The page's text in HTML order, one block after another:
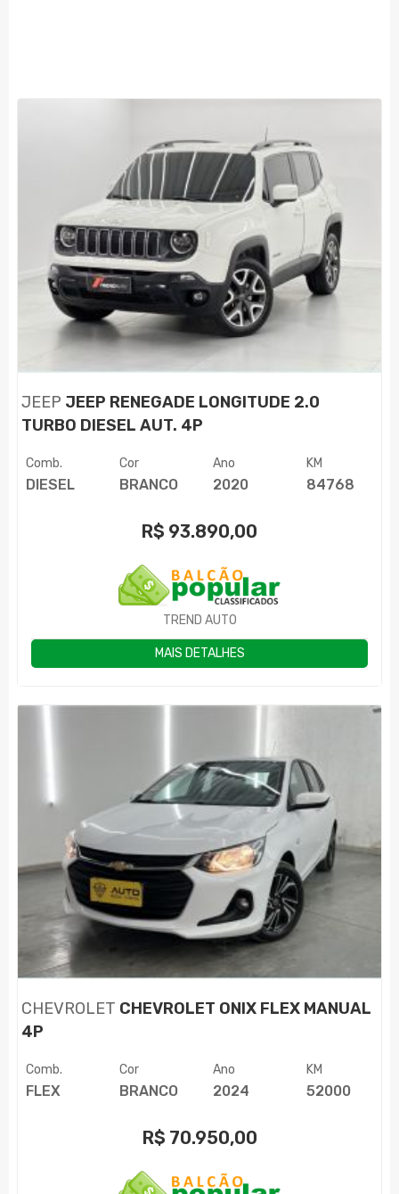
JEEP JEEP RENEGADE LONGITUDE 2.0
TURBO DIESEL AUT. 4P
Comb.
DIESEL
Cor
BRANCO
Ano
2020
KM
84768
R$ 93.890,00
TREND AUTO
MAIS DETALHES
CHEVROLET CHEVROLET ONIX FLEX MANUAL
4P
Comb.
FLEX
Cor
BRANCO
Ano
2024
KM
52000
R$ 70.950,00